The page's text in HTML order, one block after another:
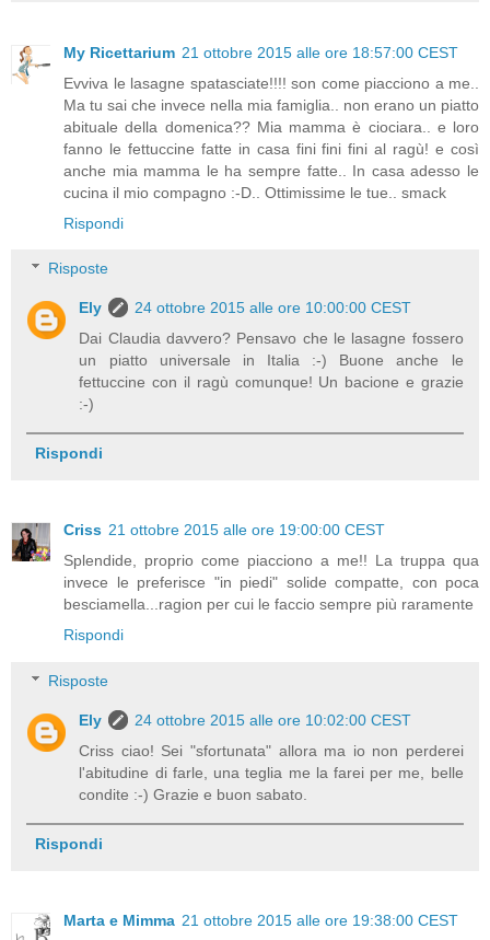
My Ricettarium 21 ottobre 2015 alle ore 18:57:00 CEST
Evviva le lasagne spatasciate!!!! son come piacciono a me..
Ma tu sai che invece nella mia famiglia.. non erano un piatto
abituale della domenica?? Mia mamma è ciociara.. e loro
fanno le fettuccine fatte in casa fini fini fini al ragù! e così
anche mia mamma le ha sempre fatte.. In casa adesso le
cucina il mio compagno :-D.. Ottimissime le tue.. smack
Rispondi
Risposte
Ely
24 ottobre 2015 alle ore 10:00:00 CEST
Dai Claudia davvero? Pensavo che le lasagne fossero
un piatto universale in Italia :-) Buone anche le
fettuccine con il ragù comunque! Un bacione e grazie
:-)
Rispondi
Criss 21 ottobre 2015 alle ore 19:00:00 CEST
Splendide, proprio come piacciono a me!! La truppa qua
invece le preferisce "in piedi" solide compatte, con poca
besciamella...ragion per cui le faccio sempre più raramente
Rispondi
Risposte
Ely
24 ottobre 2015 alle ore 10:02:00 CEST
Criss ciao! Sei "sfortunata" allora ma io non perderei
l'abitudine di farle, una teglia me la farei per me, belle
condite :-) Grazie e buon sabato.
Rispondi
Marta e Mimma 21 ottobre 2015 alle ore 19:38:00 CEST